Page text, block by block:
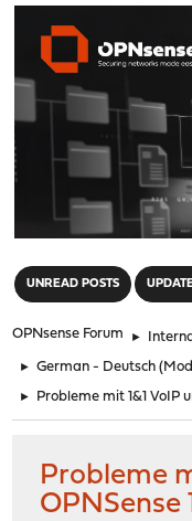
UNREAD POSTS
OPNsense Forum ►
► German - Deutsch
► Probleme mit 1&1 VoIP
Probleme
OPNSense